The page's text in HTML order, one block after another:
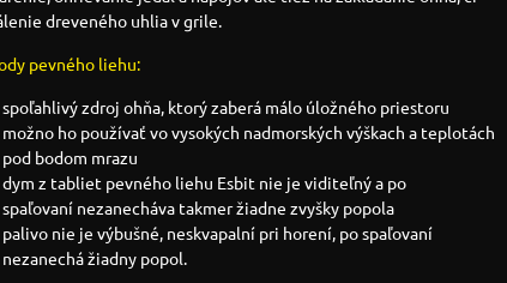
dreveného uhlia v grile.
pevného liehu:
spoľahlivý zdroj ohňa, ktorý zaberá málo úložného priestoru
možno ho používať vo vysokých nadmorských výškach a teplotách
pod bodom mrazu
dym z tabliet pevného liehu Esbit nie je viditeľný a po
spaľovaní nezanecháva takmer žiadne zvyšky popola
palivo nie je výbušné, neskvapalní pri horení, po spaľovaní
nezanechá žiadny popol.